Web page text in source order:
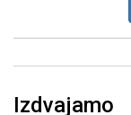
Izdvajamo